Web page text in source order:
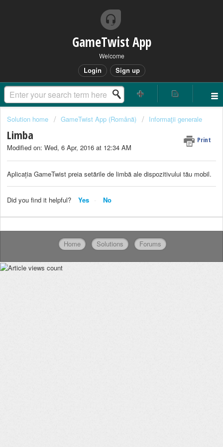
GameTwist App
Welcome
Login Sign up
Solution home GameTwist App (Română) Informaţii generale
Limba Print
Modified on: Wed, 6 Apr, 2016 at 12:34 AM
Aplicația GameTwist preia setările de limbă ale dispozitivului tău mobil.
Did you find it helpful? Yes No
Home Solutions Forums